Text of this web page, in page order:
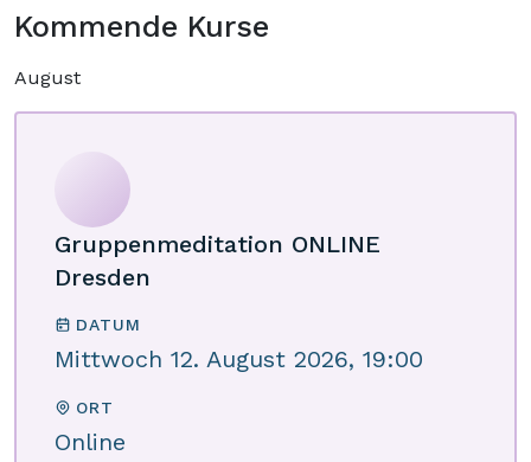
Kommende Kurse
August
Gruppenmeditation ONLINE
Dresden
DATUM
Mittwoch 12. August 2026, 19:00
ORT
Online